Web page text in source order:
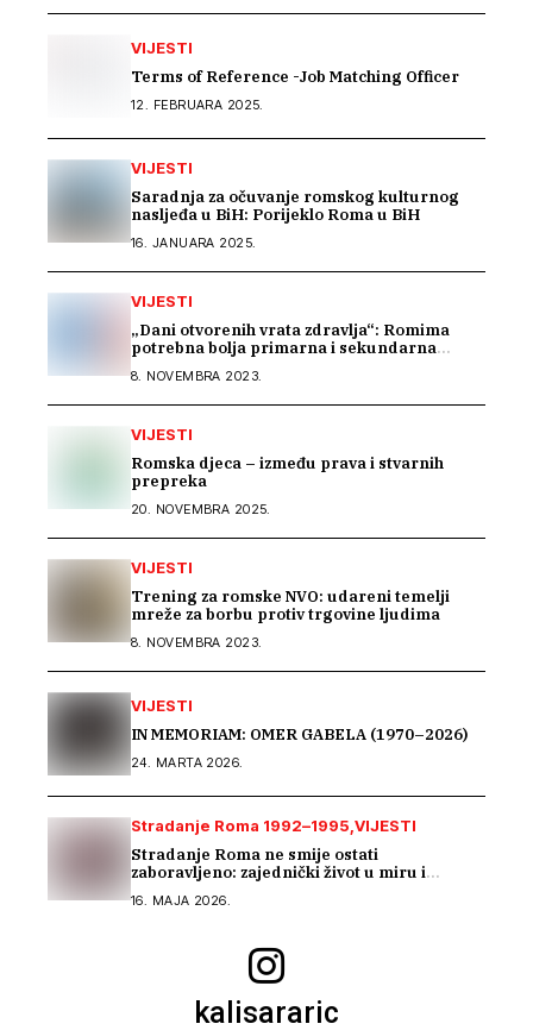
VIJESTI
Terms of Reference -Job Matching Officer
12. FEBRUARA 2025.
VIJESTI
Saradnja za očuvanje romskog kulturnog
nasljeđa u BiH: Porijeklo Roma u BiH
16. JANUARA 2025.
VIJESTI
„Dani otvorenih vrata zdravlja“: Romima
potrebna bolja primarna i sekundarna
8. NOVEMBRA 2023.
VIJESTI
Romska djeca – između prava i stvarnih
prepreka
20. NOVEMBRA 2025.
VIJESTI
Trening za romske NVO: udareni temelji
mreže za borbu protiv trgovine ljudima
8. NOVEMBRA 2023.
VIJESTI
IN MEMORIAM: OMER GABELA (1970–2026)
24. MARTA 2026.
Stradanje Roma 1992–1995 VIJESTI
Stradanje Roma ne smije ostati
zaboravljeno: zajednički život u miru i
16. MAJA 2026.
kalisararic